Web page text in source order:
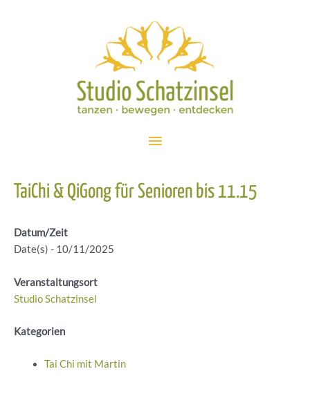
Hauptmenü
TaiChi & QiGong für Senioren bis 11.15
Datum/Zeit
Date(s) - 10/11/2025
Veranstaltungsort
Studio Schatzinsel
Kategorien
Tai Chi mit Martin